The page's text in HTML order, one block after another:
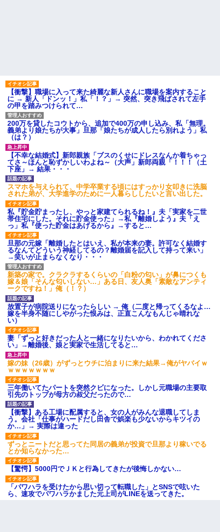
【衝撃】職場に入って来た綺麗な新人さんに職場を案内すること
に → 新人「ドンッ！」私「！？」→ 突然、突き飛ばされて左手
の甲を踏みつけられて…
200万を貸したコウトから、追加で400万の申し込み、私「無理。
義弟より娘たちが大事」旦那「娘たちが成人したら別れよう」私
（は？）
【不幸な結婚式】新郎親族「ブスのくせにドレスなんか着ちゃっ
てさ～ほんと恥ずかしいわよね～（大声」新郎両親「！！！（土
下座」→ 結果・・・
スマホを与えられて、中学卒業する頃にはすっかり女叩きに洗脳
された弟が、大学進学のために一人暮らししたいと言い出した。
私『貯金貯まったし、やっと家建てられるね！』夫「実家を二世
帯住宅にした。それに貯金使った」→私『離婚しよう』夫「え
っ」私『使った貯金はあげるから』→すると…
旦那の元嫁「離婚したとはいえ、私が本来の妻。許可なく結婚す
るなんてどういう神経してるの？離婚届を記入して持って来い」
→笑いが止まらなくなり・・・
新築の家で。クラクラするくらいの「白粉の匂い」が鼻につくも
嫁＆娘「そんな匂いしない…」ある日、友人奥「素敵なアンティ
ークですね！」俺（！？）
放置子が病院送りになったらしい → 俺（二度と帰ってくるなよ…
嫁を半身不随にしやがった恨みは、正直こんなもんじゃ晴れな
い）
妻「ずっと好きだった人と一緒になりたいから、わかれてくださ
い」→離婚後、娘と実家で生活してると…
嫁の妹（26歳）がずっとウチに泊まりに来た結果→俺がヤバイｗ
ｗｗｗｗｗｗｗ
三年働いてたパートを突然クビになった。しかし元職場の主要取
引先のトップが母方の叔父だったので…
【衝撃】ある工場に配属すると、女の人がみんな退職してしま
う。会社「仕事がハードだし田舎で娯楽も少ないからキツイの
か…」→ 実際は違った
ずっとニートだと思ってた同居の義弟が投資で旦那より稼いでる
とか知らなかった…
【驚愕】5000円でＪＫと行為してきたが後悔しかない…
「パワハラを受けたから思い切って転職した」とSNSで呟いた
ら、速攻でパワハラかました元上司がLINEを送ってきた。